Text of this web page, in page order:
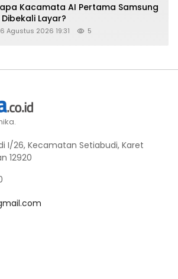
Kacamata AI Pertama Samsung
Layar?
Agustus 2026 19:31 5
I/26, Kecamatan Setiabudi, Karet
12920